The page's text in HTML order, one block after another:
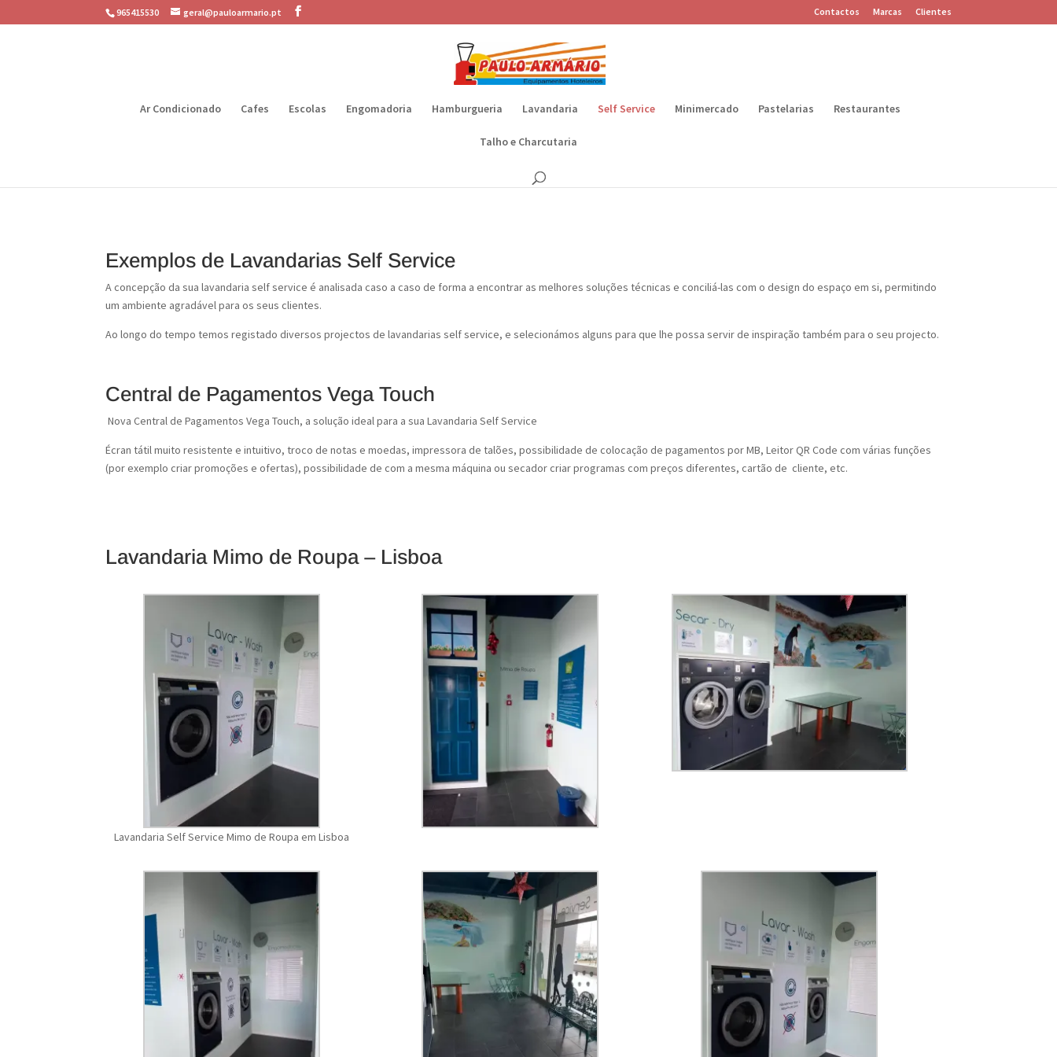
965415530 geral@pauloarmario.pt Contactos Marcas Clientes
Ar Condicionado Cafes Escolas Engomadoria Hamburgueria Lavandaria Self Service Minimercado Pastelarias Restaurantes
Talho e Charcutaria
Exemplos de Lavandarias Self Service
A concepção da sua lavandaria self service é analisada caso a caso de forma a encontrar as melhores soluções técnicas e conciliá-las com o design do espaço em si, permitindo
um ambiente agradável para os seus clientes.
Ao longo do tempo temos registado diversos projectos de lavandarias self service, e selecionámos alguns para que lhe possa servir de inspiração também para o seu projecto.
Central de Pagamentos Vega Touch
Nova Central de Pagamentos Vega Touch, a solução ideal para a sua Lavandaria Self Service
Écran tátil muito resistente e intuitivo, troco de notas e moedas, impressora de talões, possibilidade de colocação de pagamentos por MB, Leitor QR Code com várias funções
(por exemplo criar promoções e ofertas), possibilidade de com a mesma máquina ou secador criar programas com preços diferentes, cartão de cliente, etc.
Lavandaria Mimo de Roupa – Lisboa
Lavandaria Self Service Mimo de Roupa em Lisboa